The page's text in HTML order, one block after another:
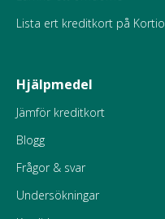
Lista ert kreditkort på Kortio
Hjälpmedel
Jämför kreditkort
Blogg
Frågor & svar
Undersökningar